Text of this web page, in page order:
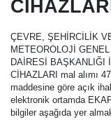
ÇEVRE, ŞEHİRCİLİK
METEOROLOJİ
DAİRESİ BAŞKANLIĞI
CİHAZLARI mal alımı
maddesine göre açık
elektronik ortamda
bilgiler aşağıda yer